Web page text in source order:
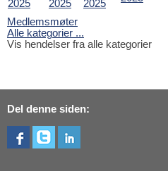
2025
2025
2025
Medlemsmøter
Alle kategorier ...
Vis hendelser fra alle kategorier
Del denne siden: